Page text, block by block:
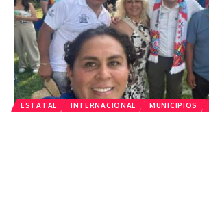
ESTATAL INTERNACIONAL MUNICIPIOS